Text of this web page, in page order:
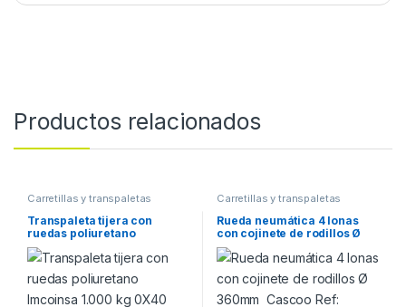
Productos relacionados
Carretillas y transpaletas
Transpaleta tijera con
ruedas poliuretano
Imcoinsa 1.000 kg 0X40
Carretillas y transpaletas
Rueda neumática 4 lonas
con cojinete de rodillos Ø
360mm Cascoo Ref:
18G0020